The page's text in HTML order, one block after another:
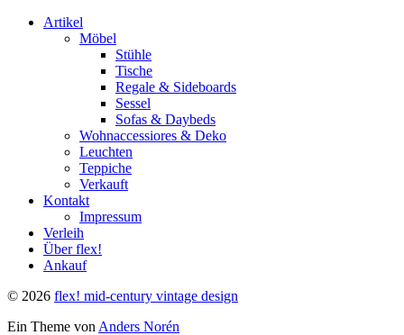
Artikel
Möbel
Stühle
Tische
Regale & Sideboards
Sessel
Sofas & Daybeds
Wohnaccessiores & Deko
Leuchten
Teppiche
Verkauft
Kontakt
Impressum
Verleih
Über flex!
Ankauf
© 2026 flex! mid-century vintage design
Ein Theme von Anders Norén